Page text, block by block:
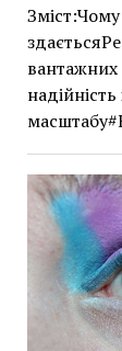
вантажних